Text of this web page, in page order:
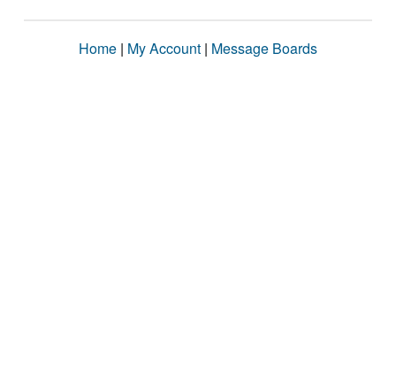
Home | My Account | Message Boards